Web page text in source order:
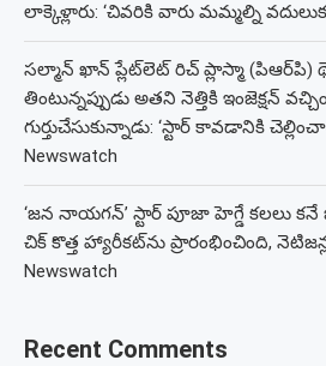
లాక్కెళ్లారు: ‘చివరికి వారు మమ్మల్ని
సల్మాన్ ఖాన్ ప్లేట్‌లెట్ రిచ్ ప్లాస్మా (పిఆర్‌పి)
తింటున్నప్పుడు అతని నెత్తికి ఇంజెక్షన్
గుర్తుచేసుకున్నాడు: ‘స్టార్ కావడానికి
Newswatch
‘జన నాయగన్’ స్టార్ పూజా హెగ్డే కలలు
చిక్ కొత్త హ్యారీకట్‌ను ప్రారంభించింది,
Newswatch
Recent Comments